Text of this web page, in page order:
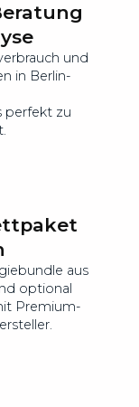
und
in Berlin-
perfekt zu
aus
optional
Premium-